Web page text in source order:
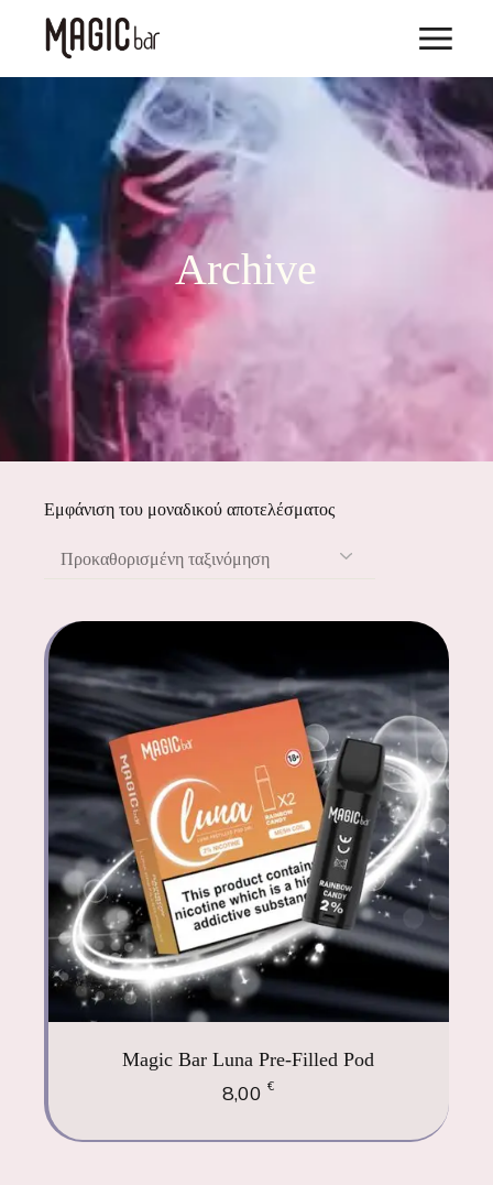
Archive
Εμφάνιση του μοναδικού αποτελέσματος
Προκαθορισμένη ταξινόμηση
Magic Bar Luna Pre-Filled Pod
8,00€